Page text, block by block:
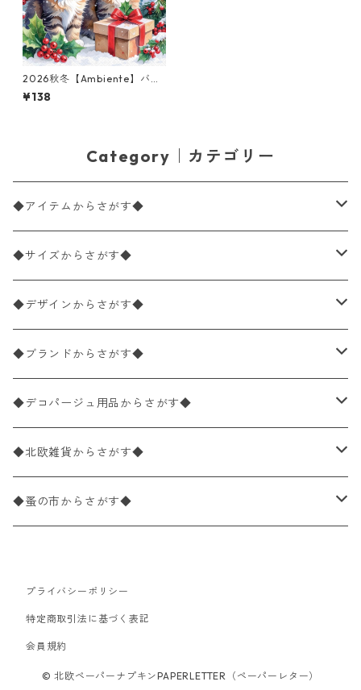
2026秋冬【Ambiente】バラ
売り2枚 ランチサイズ ペーパ
ーナプキン Kitty Gift ライト
¥138
Category｜カテゴリー
◆アイテムからさがす◆
ペーパーナプキン2枚バラ売り
ペーパーナプキン1枚バラ売り
ペーパーナプキン20枚入りパック
ペーパーナプキン10枚入りパック
ライスペーパー
ペーパーリネンナプキン
ワックスペーパー
デコパージュ用品
◆サイズからさがす◆
33×33cm（ランチサイズ）
バラ売り
パック売り
25×25cm（カクテルサイズ）
バラ売り
パック売り
40×40cm（ディナーサイズ）
バラ売り
パック売り
21×21cm（ポケットサイズ）
バラ売り
33cm（ラウンド）
◆デザインからさがす◆
花柄
植物・グリーン柄
動物・鳥・昆虫・蝶柄
海・魚柄
食べ物・フルーツ・野菜・ドリンク柄
食器・カトラリー柄
◆ブランドからさがす◆
ドイツ製 IHR/イア
ランチサイズ
カクテルサイズ
ドイツ製 Ambiente/アンビエンテ
ランチサイズ
ドイツ製 Paperproducts Design
カクテルサイズ
ランチサイズ
カクテルサイズ
ドイツ製 ti-flair/ティーフレア
ランチサイズ
ドイツ製 PAW/パウ
◆デコパージュ用品からさがす◆
デコパージュ液
デコパージュ下地
デコパージュはさみ
3Dデコパージュ
◆北欧雑貨からさがす◆
シリコンモールド
トレイ
ポスター・カレンダー
◆蚤の市からさがす◆
北欧雑貨
デコパージュ用品
プライバシーポリシー
特定商取引法に基づく表記
会員規約
© 北欧ペーパーナプキンPAPERLETTER（ペーパーレター）